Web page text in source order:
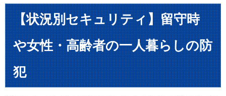
【状況別セキュリティ】留守時
や女性・高齢者の一人暮らしの防
犯